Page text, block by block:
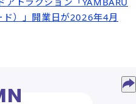
）」開業日が2026年4月